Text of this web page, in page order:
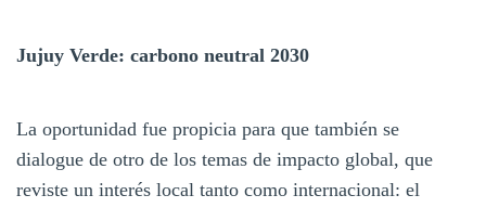
Jujuy Verde: carbono neutral 2030
La oportunidad fue propicia para que también se
dialogue de otro de los temas de impacto global, que
reviste un interés local tanto como internacional: el